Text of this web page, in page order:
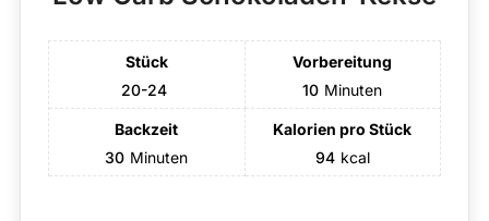
Stück
20-24
Vorbereitung
10 Minuten
Backzeit
30 Minuten
Kalorien pro Stück
94 kcal